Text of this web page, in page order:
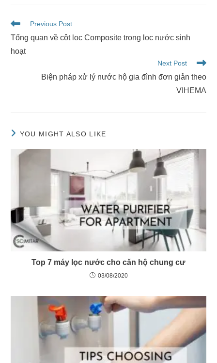
Previous Post
Tổng quan về cột lọc Composite trong lọc nước sinh
hoạt
Next Post
Biện pháp xử lý nước hộ gia đình đơn giản theo
VIHEMA
YOU MIGHT ALSO LIKE
Top 7 máy lọc nước cho căn hộ chung cư
03/08/2020